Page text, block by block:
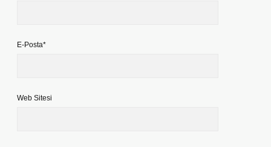
E-Posta*
Web Sitesi